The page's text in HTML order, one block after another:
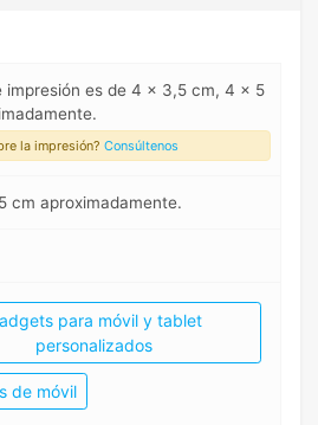
impresión es de 4 x 3,5 cm, 4 x 5
la impresión? Consúltenos
cm aproximadamente.
para móvil y tablet
personalizados
de móvil